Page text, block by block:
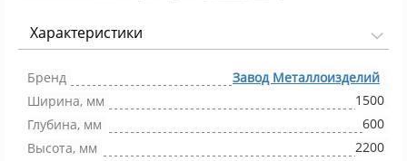
Характеристики
Бренд
Завод Металлоизделий
Ширина, мм
1500
Глубина, мм
600
Высота, мм
2200